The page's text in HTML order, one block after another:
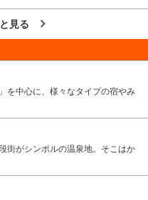
見る
を中心に、様々なタイプの宿やみ
街がシンボルの温泉地。そこはか